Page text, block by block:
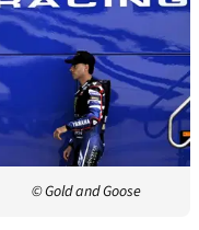
© Gold and Goose